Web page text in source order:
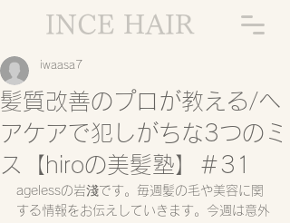
INCE HAIR
髪質改善のプロが教える/ヘ
アケアで犯しがちな3つのミ
ス【hiroの美髪塾】＃31
iwaasa7
agelessの岩淺です。毎週髪の毛や美容に関
する情報をお伝えしていきます。今週は意外